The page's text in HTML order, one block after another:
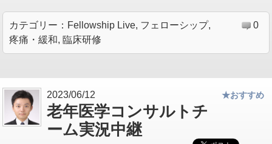
カテゴリー： Fellowship Live, フェローシップ,
疼痛・緩和, 臨床研修
0
2023/06/12
老年医学コンサルトチ
ーム実況中継
★おすすめ